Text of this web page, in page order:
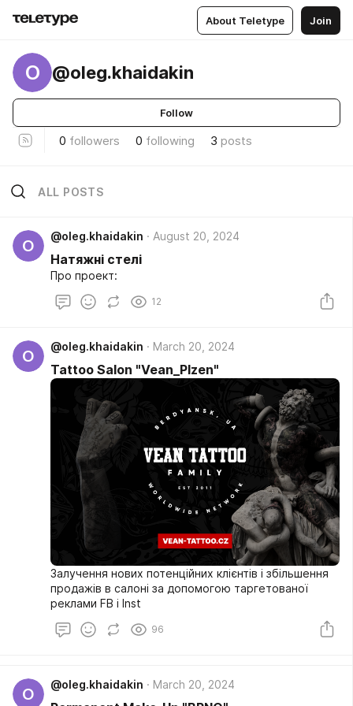
About Teletype Join
O @oleg.khaidakin
Follow
0 followers 0 following 3 posts
ALL POSTS
O
@oleg.khaidakin August 20, 2024
Натяжні стелі
Про проект:
12
O
@oleg.khaidakin March 20, 2024
Tattoo Salon "Vean_Plzen"
Залучення нових потенційних клієнтів і збільшення
продажів в салоні за допомогою таргетованої
реклами FB i Inst
96
O
@oleg.khaidakin March 20, 2024